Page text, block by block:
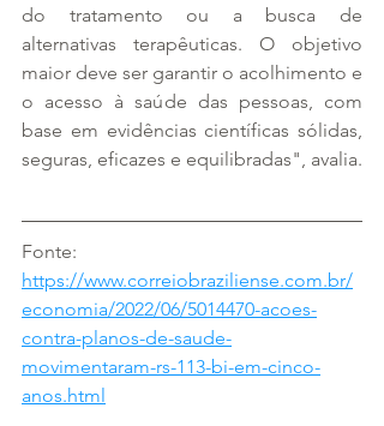
do tratamento ou a busca de
alternativas terapêuticas. O objetivo
maior deve ser garantir o acolhimento e
o acesso à saúde das pessoas, com
base em evidências científicas sólidas,
seguras, eficazes e equilibradas", avalia.
https://www.correiobraziliense.com.br/
economia/2022/06/5014470-acoes-
contra-planos-de-saude-
movimentaram-rs-113-bi-em-cinco-
anos.html